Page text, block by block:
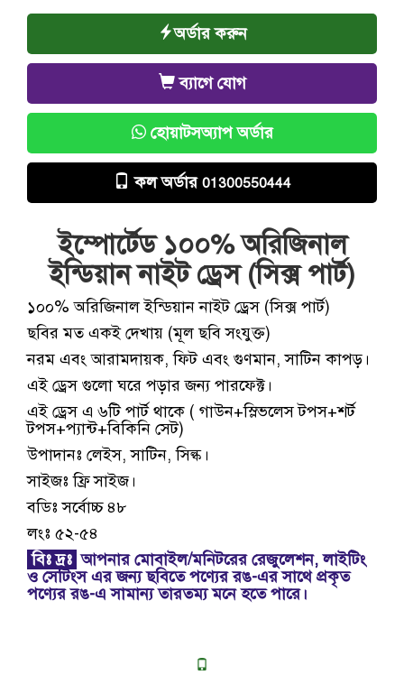
অর্ডার করুন
ব্যাগে যোগ
হোয়াটসঅ্যাপ অর্ডার
কল অর্ডার 01300550444
ইম্পোর্টেড ১০০% অরিজিনাল
ইন্ডিয়ান নাইট ড্রেস (সিক্স পার্ট)
১০০% অরিজিনাল ইন্ডিয়ান নাইট ড্রেস (সিক্স পার্ট)
ছবির মত একই দেখায় (মূল ছবি সংযুক্ত)
নরম এবং আরামদায়ক, ফিট এবং গুণমান, সাটিন কাপড়।
এই ড্রেস গুলো ঘরে পড়ার জন্য পারফেক্ট।
এই ড্রেস এ ৬টি পার্ট থাকে ( গাউন+স্লিভলেস টপস+শর্ট
টপস+প্যান্ট+বিকিনি সেট)
উপাদানঃ লেইস, সাটিন, সিল্ক।
সাইজঃ ফ্রি সাইজ।
বডিঃ সর্বোচ্চ ৪৮
লংঃ ৫২-৫৪
বিঃ দ্রঃ আপনার মোবাইল/মনিটরের রেজুলেশন, লাইটিং
ও সেটিংস এর জন্য ছবিতে পণ্যের রঙ-এর সাথে প্রকৃত
পণ্যের রঙ-এ সামান্য তারতম্য মনে হতে পারে।